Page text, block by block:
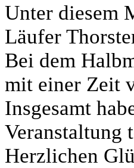
Unter diesem
Läufer
Bei dem
mit einer Zeit
Insgesamt
Veranstaltung
Herzlichen